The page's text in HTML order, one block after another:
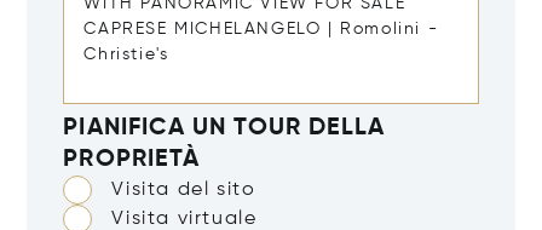
PIANIFICA UN TOUR DELLA
PROPRIETÀ
Visita del sito
Visita virtuale